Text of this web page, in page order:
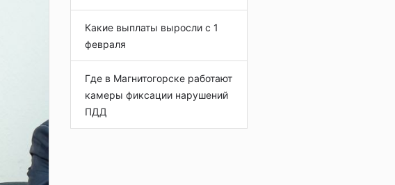
Какие выплаты выросли с 1
февраля
Где в Магнитогорске работают
камеры фиксации нарушений
ПДД